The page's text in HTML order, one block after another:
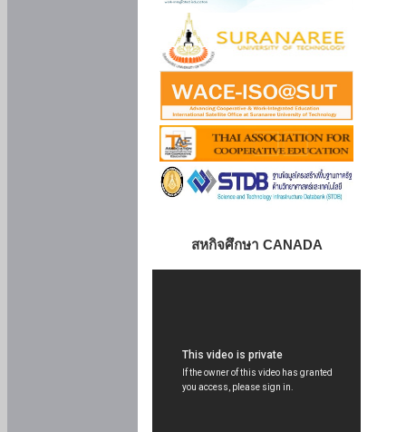
สหกิจศึกษา CANADA